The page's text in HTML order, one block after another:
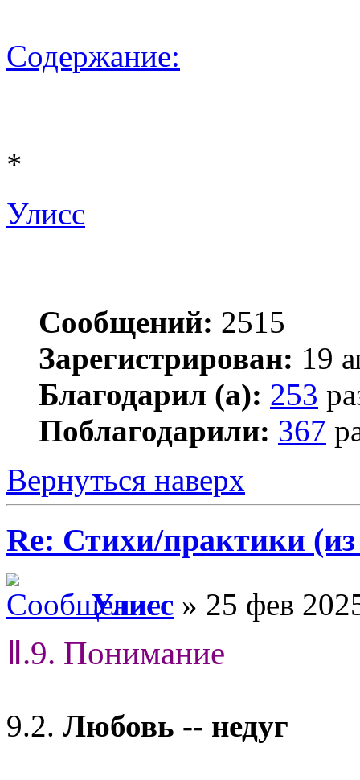
Содержание:
*
Улисс
Сообщений: 2515
Зарегистрирован: 19
Благодарил (а): 253
Поблагодарили: 367
Вернуться наверх
Re: Стихи/практики
Улисс » 25 фев
Ⅱ.9. Понимание
9.2. Любовь -- недуг